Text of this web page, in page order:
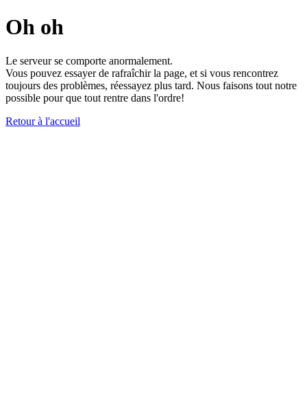
Oh oh
Le serveur se comporte anormalement.
Vous pouvez essayer de rafraîchir la page, et si vous rencontrez
toujours des problèmes, réessayez plus tard. Nous faisons tout notre
possible pour que tout rentre dans l'ordre!
Retour à l'accueil